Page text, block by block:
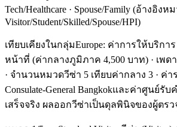
Tech/Healthcare · Spouse/Family (อ้างอิงห
Visitor/Student/Skilled/Spouse/HPI)
เทียบเคียงในกลุ่มEurope: ค่าการให้บริกา
หน้าที่ (ค่ากลางภูมิภาค 4,500 บาท) · เพ
· จำนวนหมวดวีซ่า 5 เทียบค่ากลาง 3 · ค่า
Consulate-General Bangkokและค่าศูนย์รั
เสร็จจริง ผลออกวีซ่าเป็นดุลพินิจของผู้ตร